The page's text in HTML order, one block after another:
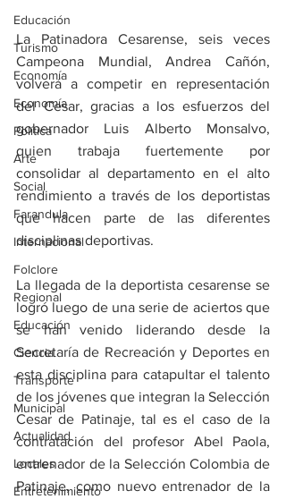
Educación
Turismo
Economía
Economía
Política
Arte
Social
Farandula
Internacional
Folclore
Regional
Educación
Ciencia
Transporte
Municipal
Actualidad
Locales
Entretenimiento
La Patinadora Cesarense, seis veces
Campeona Mundial, Andrea Cañón,
volverá a competir en representación
del Cesar, gracias a los esfuerzos del
gobernador Luis Alberto Monsalvo,
quien trabaja fuertemente por
consolidar al departamento en el alto
rendimiento a través de los deportistas
que hacen parte de las diferentes
disciplinas deportivas.
La llegada de la deportista cesarense se
logró luego de una serie de aciertos que
se han venido liderando desde la
Secretaría de Recreación y Deportes en
esta disciplina para catapultar el talento
de los jóvenes que integran la Selección
Cesar de Patinaje, tal es el caso de la
contratación del profesor Abel Paola,
entrenador de la Selección Colombia de
Patinaje, como nuevo entrenador de la